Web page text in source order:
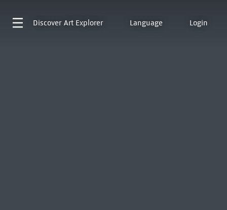
Discover Art Explorer Language Login